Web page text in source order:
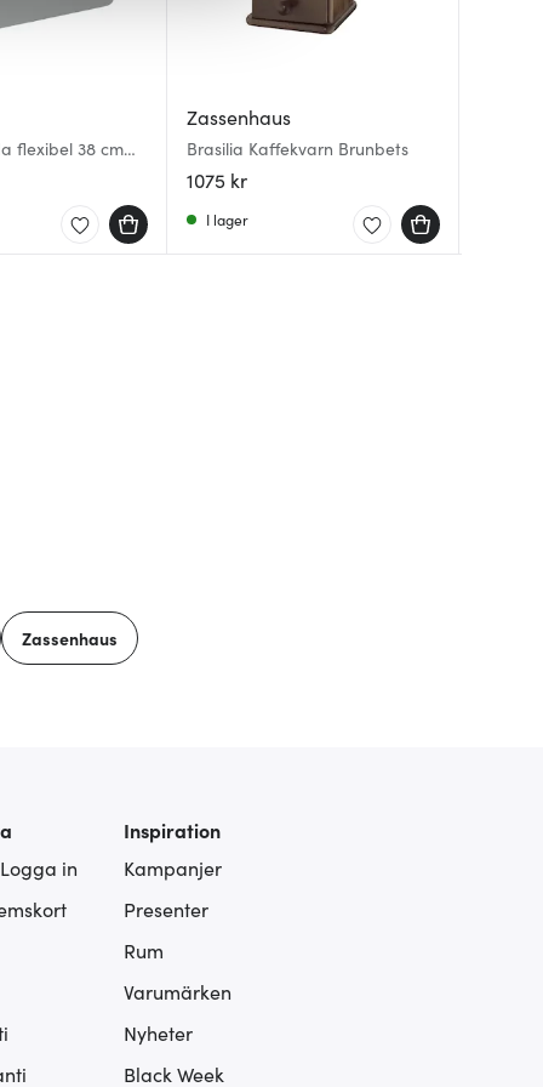
flexibel 38 cm
Zassenhaus
Brasilia Kaffekvarn Brunbets
1075 kr
I lager
Zassenhaus
in
Inspiration
Kampanjer
Presenter
Rum
Varumärken
Nyheter
Black Week